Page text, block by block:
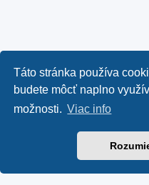
Táto stránka používa
budete môcť naplno
možnosti. Viac info